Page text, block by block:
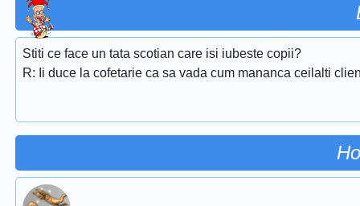
Stiti ce face un tata scotian care isi iubeste copii?
R: Ii duce la cofetarie ca sa vada cum mananca ceilalti